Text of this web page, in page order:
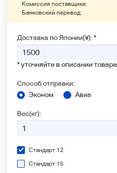
Комиссия поставщика:
Банковский перевод:
Доставка по Японии(¥): *
* уточняйте в описании товара
Способ отправки:
Эконом
Авиа
Вес(кг):
Стандарт 12
Стандарт 15